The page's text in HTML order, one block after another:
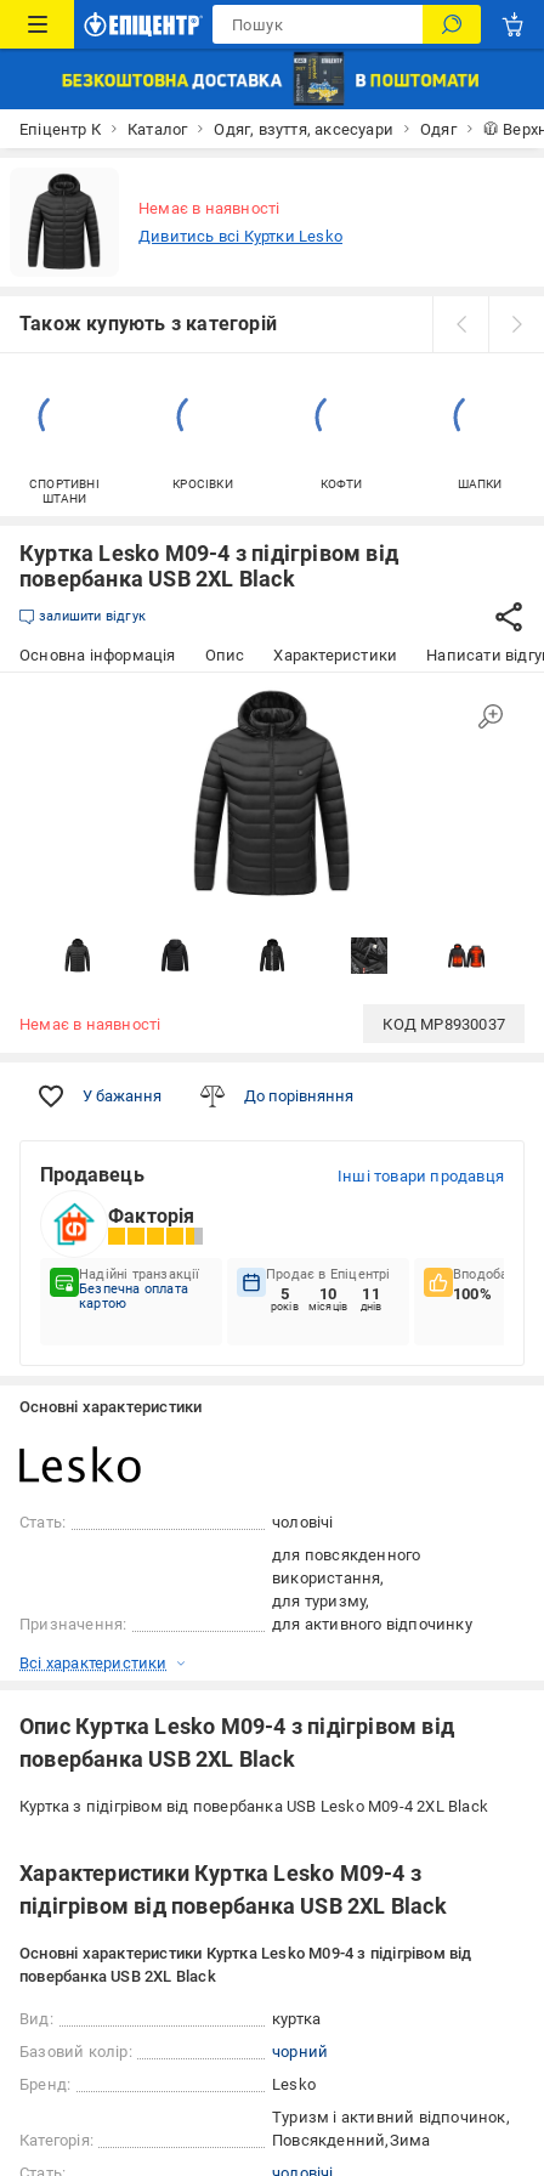
Епіцентр К Каталог Одяг, взуття, аксесуари Одяг 🧥
Немає в наявності
Дивитись всі Куртки Lesko
Також купують з категорій
СПОРТИВНІ
ШТАНИ
КРОСІВКИ КОФТИ ШАПКИ
Куртка Lesko M09-4 з підігрівом від
повербанка USB 2XL Black
залишити відгук
Основна інформація Опис Характеристики Написати
Немає в наявності КОД MP8930037
У бажання До порівняння
Продавець Інші товари продавця
Факторія
Надійні транзакції
Безпечна оплата
картою
Продає в Епіцентрі
5
років
10
місяців
11
днів
Вподобання
100%
Основні характеристики
Стать: чоловічі
Призначення:
для повсякденного
використання
для туризму
для активного відпочинку
Всі характеристики
Опис Куртка Lesko M09-4 з підігрівом від
повербанка USB 2XL Black
Куртка з підігрівом від повербанка USB Lesko M09-4 2XL Black
Характеристики Куртка Lesko M09-4 з
підігрівом від повербанка USB 2XL Black
Основні характеристики Куртка Lesko M09-4 з підігрівом від
повербанка USB 2XL Black
Вид:
куртка
Базовий колір:
чорний
Бренд:
Lesko
Категорія:
Туризм і активний відпочинок
Повсякденний Зима